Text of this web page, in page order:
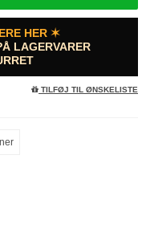
HER ✶
LAGERVARER
TILFØJ TIL ØNSKELISTE